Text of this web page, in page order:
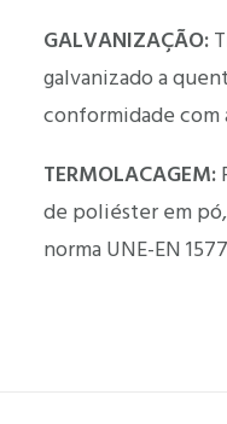
GALVANIZAÇÃO:
galvanizado a
conformidade com
TERMOLACAGEM:
de poliéster em
norma UNE-EN